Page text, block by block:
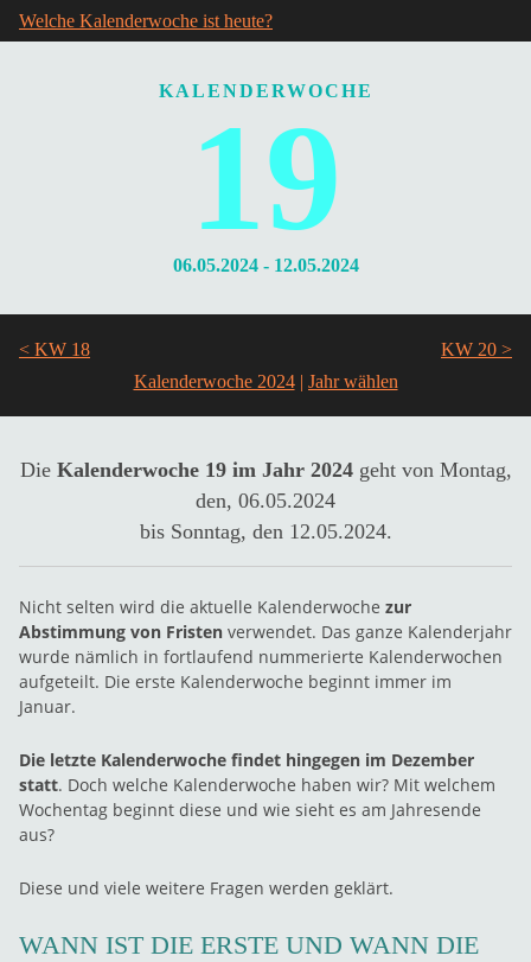
Welche Kalenderwoche ist heute?
KALENDERWOCHE
19
06.05.2024 - 12.05.2024
< KW 18
Kalenderwoche 2024|
KW 20 >
Die Kalenderwoche 19 im Jahr 2024geht von Montag,
den, 06.05.2024
bis Sonntag, den 12.05.2024.
Nicht selten wird die aktuelle Kalenderwoche zur
Abstimmung von Fristen verwendet. Das ganze Kalenderjahr
wurde nämlich in fortlaufend nummerierte Kalenderwochen
aufgeteilt. Die erste Kalenderwoche beginnt immer im
Januar.
Die letzte Kalenderwoche findet hingegen im Dezember
statt. Doch welche Kalenderwoche haben wir? Mit welchem
Wochentag beginnt diese und wie sieht es am Jahresende
aus?
Diese und viele weitere Fragen werden geklärt.
WANN IST DIE ERSTE UND WANN DIE